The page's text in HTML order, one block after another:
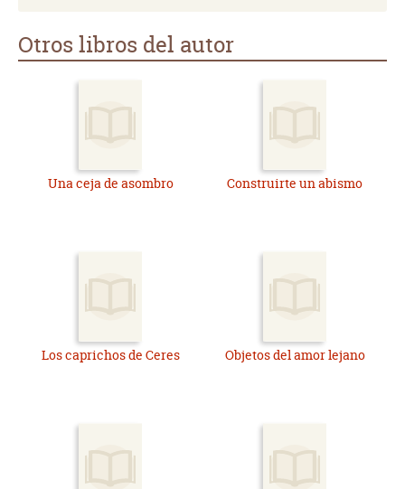
Otros libros del autor
Una ceja de asombro Construirte un abismo
Los caprichos de Ceres Objetos del amor lejano